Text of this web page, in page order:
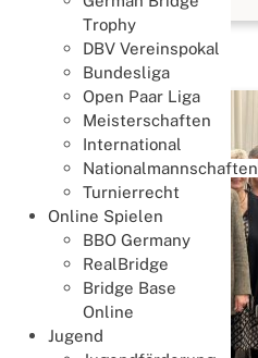
Trophy
DBV Vereinspokal
Bundesliga
Open Paar Liga
Meisterschaften
International
Nationalmannschaften
Turnierrecht
Online Spielen
BBO Germany
RealBridge
Bridge Base
Online
Jugend